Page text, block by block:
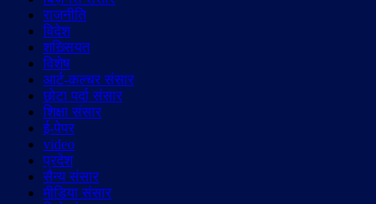
राजनीति
विदेश
शख़्सियत
विशेष
आर्ट-कल्चर संसार
छोटा पर्दा संसार
शिक्षा संसार
ई-पेपर
video
प्रदेश
सैन्य संसार
मीडिया संसार